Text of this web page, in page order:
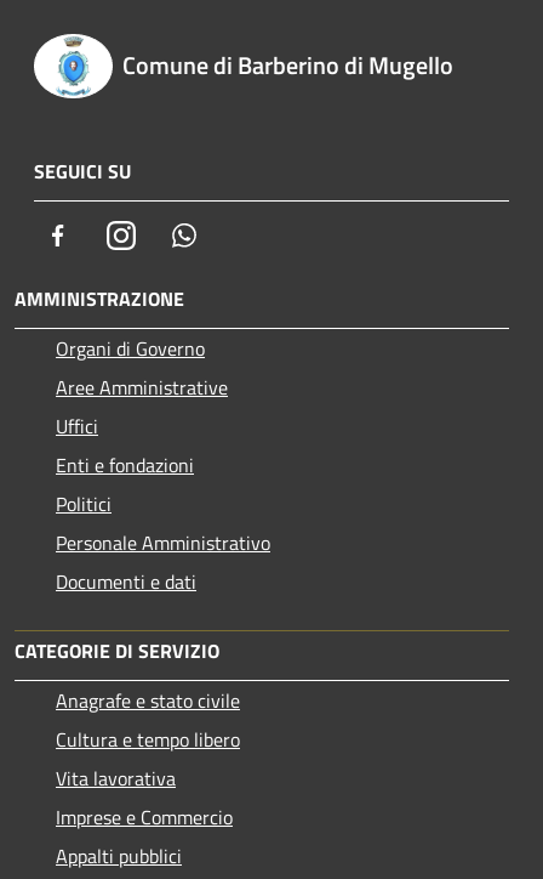
Comune di Barberino di Mugello
SEGUICI SU
FacebookInstagram
AMMINISTRAZIONE
Organi di Governo
Aree Amministrative
Uffici
Enti e fondazioni
Politici
Personale Amministrativo
Documenti e dati
CATEGORIE DI SERVIZIO
Anagrafe e stato civile
Cultura e tempo libero
Vita lavorativa
Imprese e Commercio
Appalti pubblici